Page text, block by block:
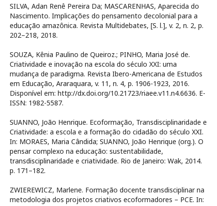
SILVA, Adan Renê Pereira Da; MASCARENHAS, Aparecida do
Nascimento. Implicações do pensamento decolonial para a
educação amazônica. Revista Multidebates, [S. l.], v. 2, n. 2, p.
202–218, 2018.
SOUZA, Kênia Paulino de Queiroz.; PINHO, Maria José de.
Criatividade e inovação na escola do século XXI: uma
mudança de paradigma. Revista Ibero-Americana de Estudos
em Educação, Araraquara, v. 11, n. 4, p. 1906-1923, 2016.
Disponível em: http://dx.doi.org/10.21723/riaee.v11.n4.6636. E-
ISSN: 1982-5587.
SUANNO, João Henrique. Ecoformação, Transdisciplinaridade e
Criatividade: a escola e a formação do cidadão do século XXI.
In: MORAES, Maria Cândida; SUANNO, João Henrique (org.). O
pensar complexo na educação: sustentabilidade,
transdisciplinaridade e criatividade. Rio de Janeiro: Wak, 2014.
p. 171–182.
ZWIEREWICZ, Marlene. Formação docente transdisciplinar na
metodologia dos projetos criativos ecoformadores – PCE. In: